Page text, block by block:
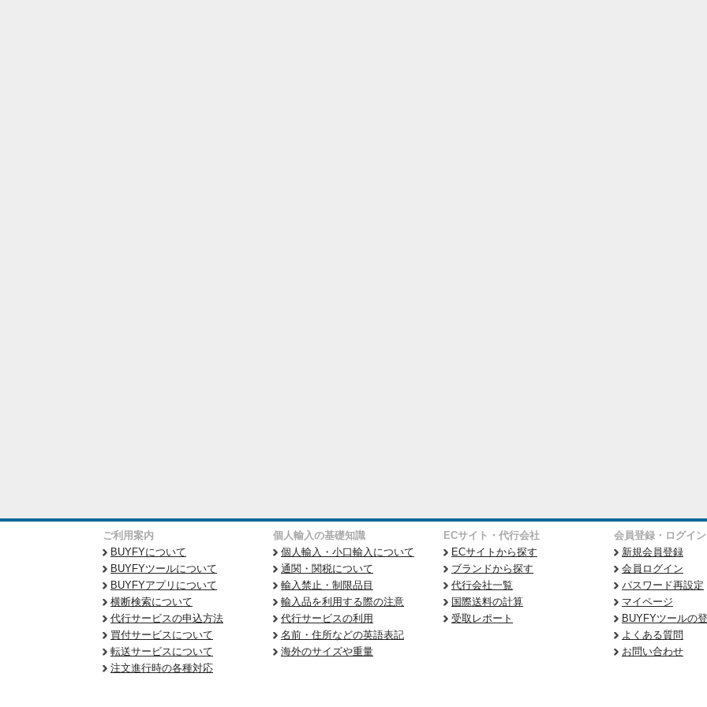
ご利用案内
BUYFYについて
BUYFYツールについて
BUYFYアプリについて
横断検索について
代行サービスの申込方法
買付サービスについて
転送サービスについて
注文進行時の各種対応
個人輸入の基礎知識
個人輸入・小口輸入について
通関・関税について
輸入禁止・制限品目
輸入品を利用する際の注意
代行サービスの利用
名前・住所などの英語表記
海外のサイズや重量
ECサイト・代行会社
ECサイトから探す
ブランドから探す
代行会社一覧
国際送料の計算
受取レポート
会員登録・ログイン
新規会員登録
会員ログイン
パスワード再設定
マイページ
BUYFYツールの
よくある質問
お問い合わせ